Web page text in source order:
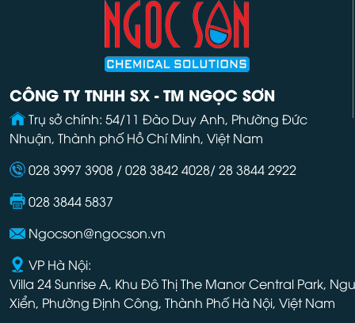
CÔNG TY TNHH SX - TM NGỌC SƠN
Trụ sở chính: 54/11 Đào Duy Anh, Phường Đức
Nhuận, Thành phố Hồ Chí Minh, Việt Nam
028 3997 3908 / 028 3842 4028/ 28 3844 2922
028 3844 5837
Ngocson@ngocson.vn
VP Hà Nội:
Villa 24 Sunrise A, Khu Đô Thị The Manor Central Park,
Xiển, Phường Định Công, Thành Phố Hà Nội, Việt Nam